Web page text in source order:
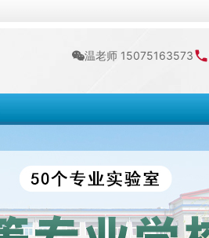
温老师 15075163573